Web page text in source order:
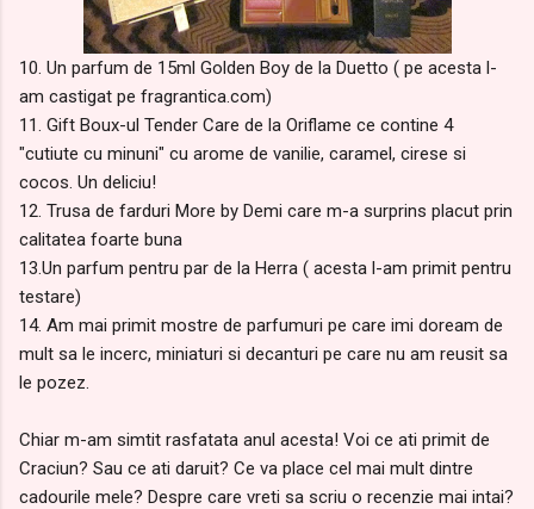
10. Un parfum de 15ml Golden Boy de la Duetto ( pe acesta l-
am castigat pe fragrantica.com)
11. Gift Boux-ul Tender Care de la Oriflame ce contine 4
"cutiute cu minuni" cu arome de vanilie, caramel, cirese si
cocos. Un deliciu!
12. Trusa de farduri More by Demi care m-a surprins placut prin
calitatea foarte buna
13.Un parfum pentru par de la Herra ( acesta l-am primit pentru
testare)
14. Am mai primit mostre de parfumuri pe care imi doream de
mult sa le incerc, miniaturi si decanturi pe care nu am reusit sa
le pozez.
Chiar m-am simtit rasfatata anul acesta! Voi ce ati primit de
Craciun? Sau ce ati daruit? Ce va place cel mai mult dintre
cadourile mele? Despre care vreti sa scriu o recenzie mai intai?